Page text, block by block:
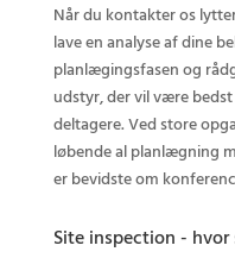
Når du kontakter os
lave en analyse af dine
planlægingsfasen og
udstyr, der vil være
deltagere. Ved store
løbende al planlægning
er bevidste om
Site inspection -